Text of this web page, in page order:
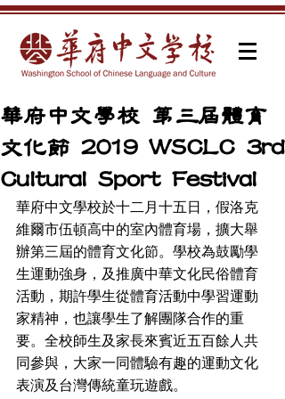
華府中文學校 第三屆體育
文化節 2019 WSCLC 3rd
Cultural Sport Festival
華府中文學校於十二月十五日，假洛克
維爾市伍頓高中的室內體育場，擴大舉
辦第三屆的體育文化節。學校為鼓勵學
生運動強身，及推廣中華文化民俗體育
活動，期許學生從體育活動中學習運動
家精神，也讓學生了解團隊合作的重
要。全校師生及家長來賓近五百餘人共
同參與，大家一同體驗有趣的運動文化
表演及台灣傳統童玩遊戲。